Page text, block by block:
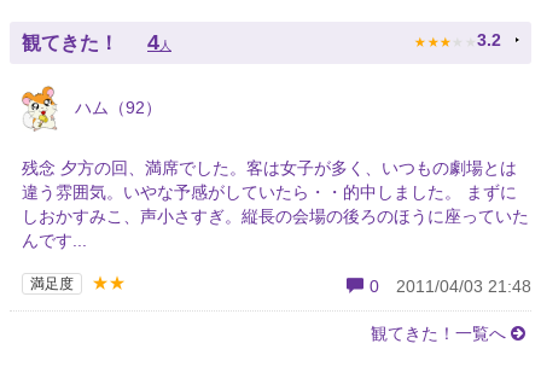
観てきた！ 4 人 ★ ★ ★ ★ ★ 3.2
ハム（92）
残念 夕方の回、満席でした。客は女子が多く、いつもの劇場とは
違う雰囲気。いやな予感がしていたら・・的中しました。 まずに
しおかすみこ、声小さすぎ。縦長の会場の後ろのほうに座っていた
んです...
満足度 ★★ 0 2011/04/03 21:48
観てきた！一覧へ